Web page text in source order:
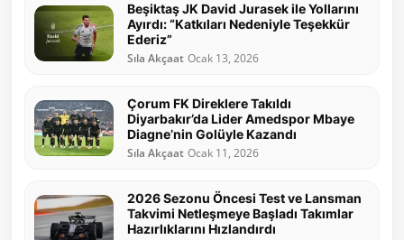
Beşiktaş JK David Jurasek ile Yollarını
Ayırdı: “Katkıları Nedeniyle Teşekkür
Ederiz”
Sıla Akçaat Ocak 13, 2026
Çorum FK Direklere Takıldı
Diyarbakır’da Lider Amedspor Mbaye
Diagne’nin Golüyle Kazandı
Sıla Akçaat Ocak 11, 2026
2026 Sezonu Öncesi Test ve Lansman
Takvimi Netleşmeye Başladı Takımlar
Hazırlıklarını Hızlandırdı